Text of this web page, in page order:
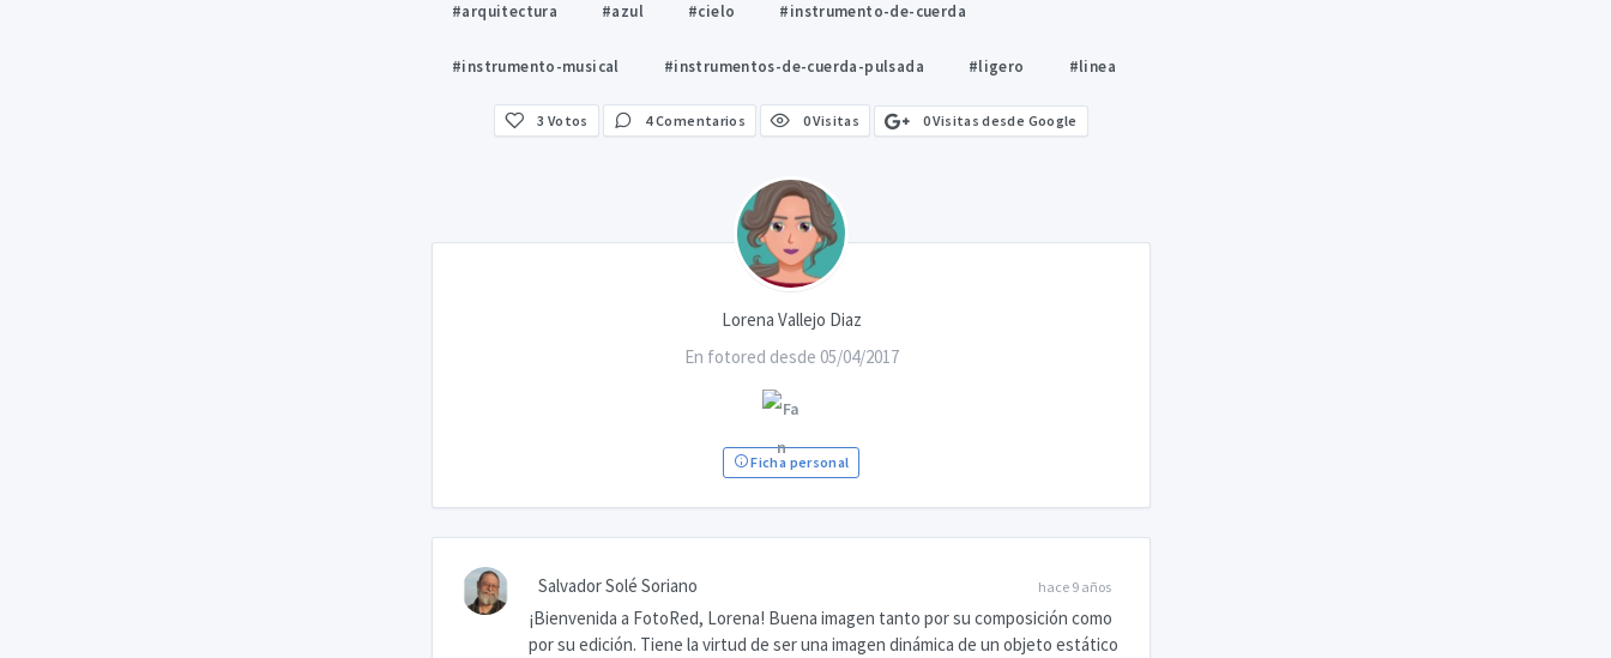
#arquitectura #azul #cielo #instrumento-de-cuerda
#instrumento-musical #instrumentos-de-cuerda-pulsada #ligero #linea
3 Votos 4 Comentarios 0 Visitas 0 Visitas desde Google
Lorena Vallejo Diaz
En fotored desde 05/04/2017
Ficha personal
hace 9 años
Salvador Solé Soriano
¡Bienvenida a FotoRed, Lorena! Buena imagen tanto por su composición como
por su edición. Tiene la virtud de ser una imagen dinámica de un objeto estático